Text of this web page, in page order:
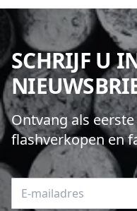
SCHRIJF U
Ontvang als
flashverkopen en
E-mailadres